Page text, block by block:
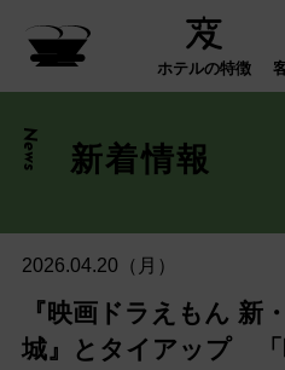
ホテルの特徴
News 新着情報
2026.04.20（月）
『映画ドラえもん 新
城』とタイアップ 「